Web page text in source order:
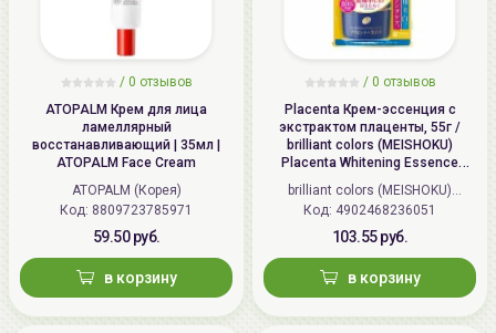
220020 Минск, ул.Радужная 4/1-
136. www.allcosmetics.by, E-mail:
info@allcosmetics.by,
тел.:+375296131336
/ 0 отзывов
ATOPALM Крем для лица
ламеллярный
восстанавливающий | 35мл |
ATOPALM Face Cream
ATOPALM (Корея)
Код: 8809723785971
59.50 руб.
в корзину
/ 0 отзывов
Placenta Крем-эссенция с
экстрактом плаценты, 55г /
brilliant colors (MEISHOKU)
Placenta Whitening Essence
Cream
brilliant colors (MEISHOKU)
(Япония)
Код: 4902468236051
103.55 руб.
в корзину